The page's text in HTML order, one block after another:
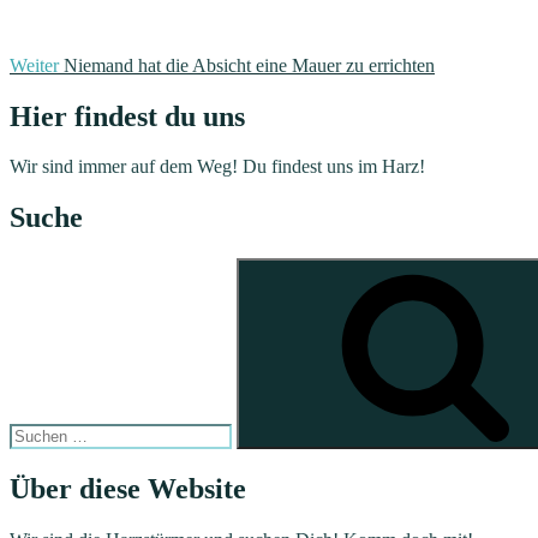
Weiter Niemand hat die Absicht eine Mauer zu errichten
Hier findest du uns
Wir sind immer auf dem Weg! Du findest uns im Harz!
Suche
Über diese Website